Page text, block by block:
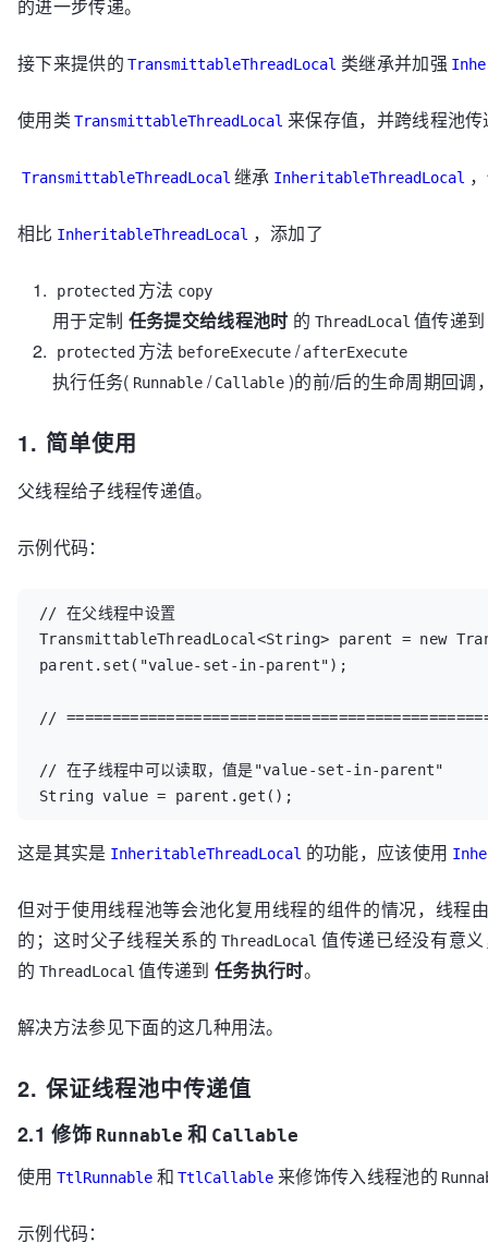
for (int j = 0; j < len; j++) {
) {
@SuppressWarnings("unchecked")
if (key != null) {
// 毕竟childValue内部也是直接将e.value
// 个人理解，主要为了减轻阅读代码的难度
Object value =
Entry
c = new Entry (key, value);
int
h = key.threadLocalHashCode
                    h = nextIndex(h, len);
                table[h] = c;
                size++;
            }
    }
的进一步传递。
接下来提供的 TransmittableThreadLocal 类继承并加强
使用类 TransmittableThreadLocal 来保存值，并跨线程池
TransmittableThreadLocal 继承 InheritableThreadLocal
相比 InheritableThreadLocal ，添加了
protected 方法 copy
用于定制 任务提交给线程池时 的 ThreadLocal 值传递
protected 方法 beforeExecute / afterExecute
执行任务( Runnable / Callable )的前/后的生命周期回调
1. 简单使用
父线程给子线程传递值。
示例代码：
// 在父线程中设置
TransmittableThreadLocal<String> parent = new
parent.set("value-set-in-parent");
//
// 在子线程中可以读取，值是"value-set-in-parent"
String value = parent.get();
这是其实是 InheritableThreadLocal 的功能，应该使用
但对于使用线程池等会池化复用线程的组件的情况，线程
的；这时父子线程关系的 ThreadLocal 值传递已经没有意
的 ThreadLocal 值传递到 任务执行时。
解决方法参见下面的这几种用法。
2. 保证线程池中传递值
2.1 修饰 Runnable 和 Callable
使用 TtlRunnable 和 TtlCallable 来修饰传入线程池的
示例代码：